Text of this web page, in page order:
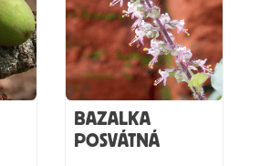
BAZALKA
POSVÁTNÁ